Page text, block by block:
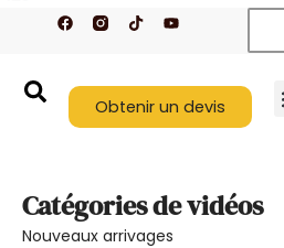
F
a
o
k
T
i
k
Y
o
b
e
Obtenir un devis
Catégories de vidéos
Nouveaux arrivages